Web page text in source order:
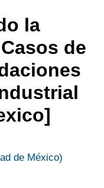
la
de
de México)